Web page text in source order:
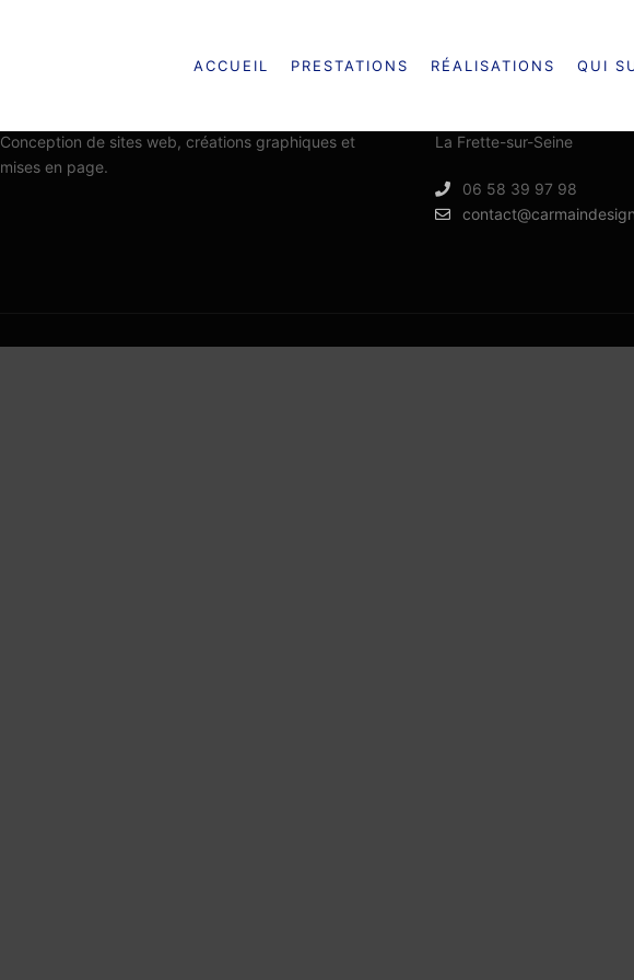
ACCUEIL PRESTATIONS RÉALISATIONS QUI
Conception de sites web, créations graphiques et
mises en page.
La Frette-sur-Seine
06 58 39 97 98